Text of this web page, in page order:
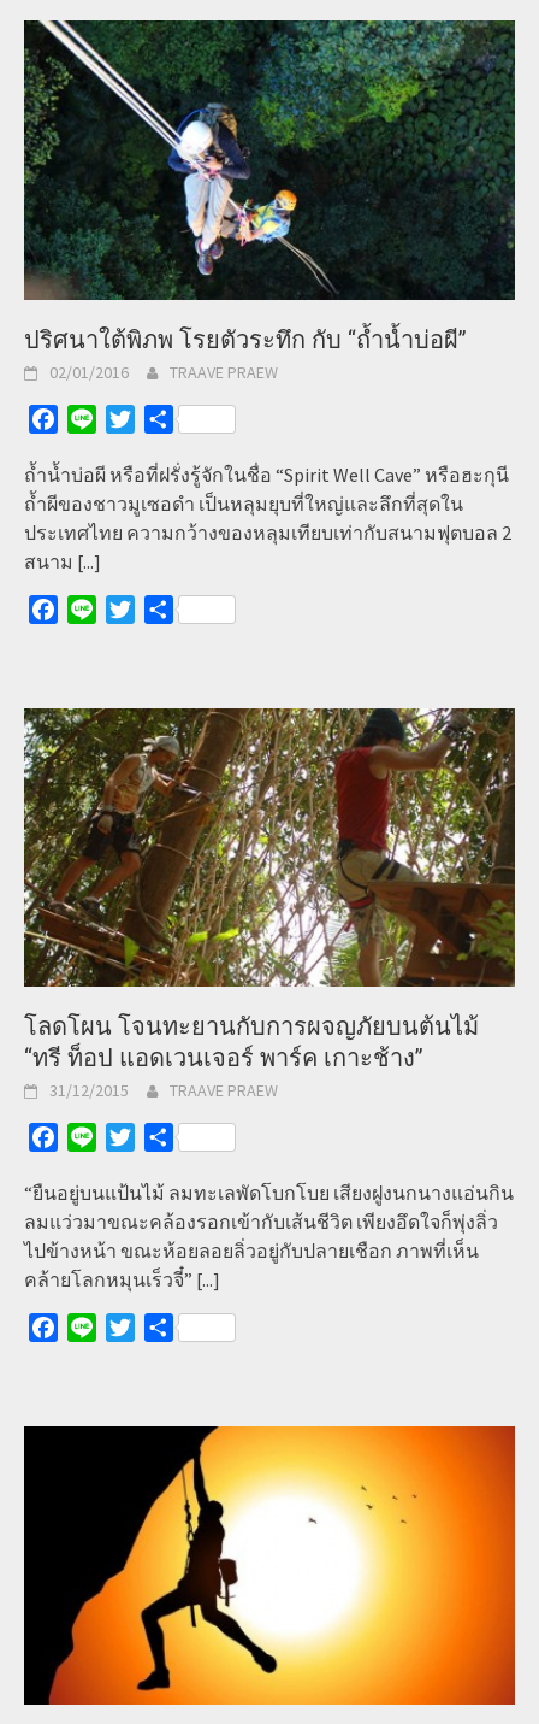
ปริศนาใต้พิภพ โรยตัวระทึก กับ “ถ้ำน้ำบ่อผี”
02/01/2016 TRAAVE PRAEW
Facebook
Line TwitterShare
ถ้ำน้ำบ่อผี หรือที่ฝรั่งรู้จักในชื่อ “Spirit Well Cave” หรือฮะกุนี
ถ้ำผีของชาวมูเซอดำ เป็นหลุมยุบที่ใหญ่และลึกที่สุดใน
ประเทศไทย ความกว้างของหลุมเทียบเท่ากับสนามฟุตบอล 2
สนาม [...]
Facebook
Line TwitterShare
โลดโผน โจนทะยานกับการผจญภัยบนต้นไม้
“ทรี ท็อป แอดเวนเจอร์ พาร์ค เกาะช้าง”
31/12/2015 TRAAVE PRAEW
Facebook
Line TwitterShare
“ยืนอยู่บนแป้นไม้ ลมทะเลพัดโบกโบย เสียงฝูงนกนางแอ่นกิน
ลมแว่วมาขณะคล้องรอกเข้ากับเส้นชีวิต เพียงอึดใจก็พุ่งลิ่ว
ไปข้างหน้า ขณะห้อยลอยลิ่วอยู่กับปลายเชือก ภาพที่เห็น
คล้ายโลกหมุนเร็วจี๋” [...]
Facebook
Line TwitterShare